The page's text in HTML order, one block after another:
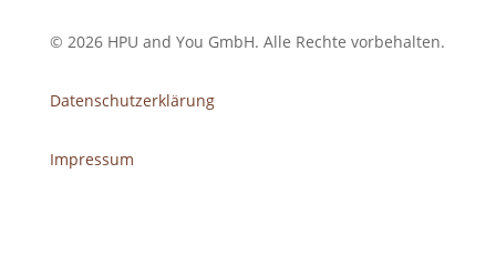
© 2026 HPU and You GmbH. Alle Rechte vorbehalten.
Datenschutzerklärung
Impressum